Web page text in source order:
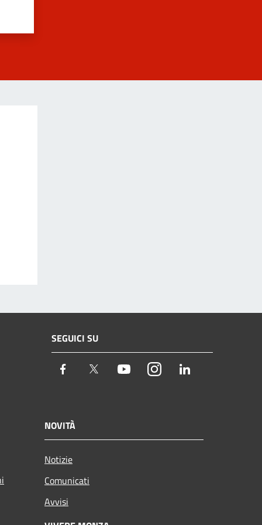
SEGUICI SU
Facebook Twitter YoutubeInstagram
NOVITÀ
Notizie
Comunicati
Avvisi